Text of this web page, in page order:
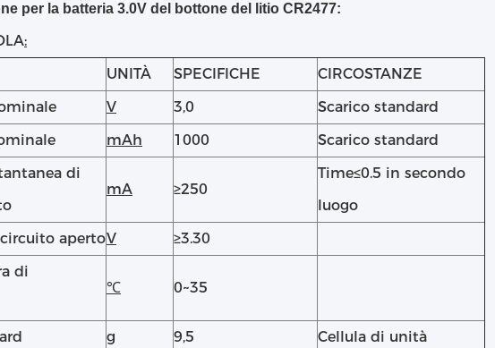
per la batteria 3.0V del bottone del litio CR2477:
:
UNITÀ SPECIFICHE
CIRCOSTANZE
V 3,0
Scarico standard
mAh 1000
Scarico standard
di
mA ≥250
Time≤0.5 in secondo
luogo
apertoV
≥3.30
di
℃ 0~35
g 9,5 Cellula di unità